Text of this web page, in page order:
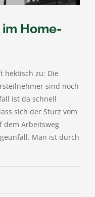
Home-
hektisch zu: Die
sind noch
ist da schnell
sich der Sturz vom
dem Arbeitsweg
Man ist durch